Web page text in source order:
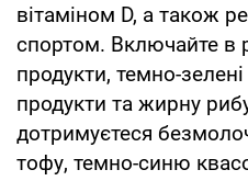
вітаміном D, а також
спортом. Включайте в
продукти, темно-зелені
продукти та жирну
дотримуєтеся
тофу, темно-синю